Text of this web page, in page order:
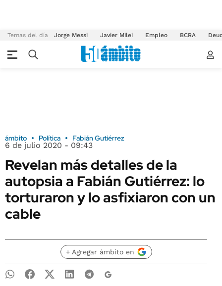
Temas del día Jorge Messi Javier Milei Empleo BCRA
ámbito Política Fabián Gutiérrez
6 de julio 2020 - 09:43
Revelan más detalles de la
autopsia a Fabián Gutiérrez: lo
torturaron y lo asfixiaron con un
cable
+ Agregar ámbito en